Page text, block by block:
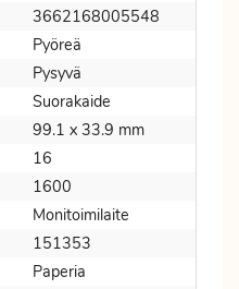
3662168005548
Pyöreä
Pysyvä
Suorakaide
99.1 x 33.9 mm
16
1600
Monitoimilaite
151353
Paperia